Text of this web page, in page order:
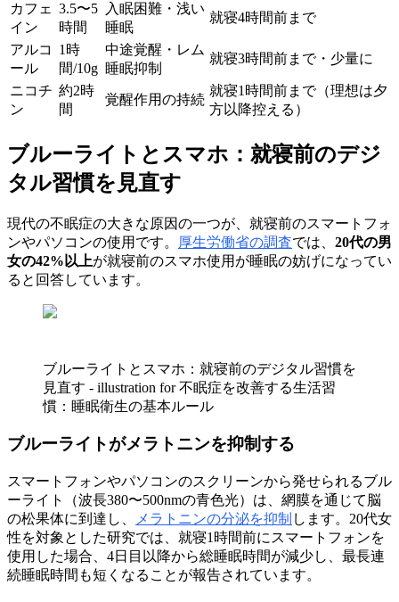
カフェ
イン
3.5〜5
時間
入眠困難・浅い
睡眠
就寝4時間前まで
アルコ
ール
1時
間/10g
中途覚醒・レム
睡眠抑制
就寝3時間前まで・少量に
ニコチ
ン
約2時
間
覚醒作用の持続
就寝1時間前まで（理想は夕
方以降控える）
ブルーライトとスマホ：就寝前のデジ
タル習慣を見直す
現代の不眠症の大きな原因の一つが、就寝前のスマートフォ
ンやパソコンの使用です。
厚生労働省の調査では、 20代の男
女の42%以上が就寝前のスマホ使用が睡眠の妨げになってい
ると回答しています。
ブルーライトとスマホ：就寝前のデジタル習慣を
見直す - illustration for 不眠症を改善する生活習
慣：睡眠衛生の基本ルール
ブルーライトがメラトニンを抑制する
スマートフォンやパソコンのスクリーンから発せられるブル
ーライト（波長380〜500nmの青色光）は、網膜を通じて脳
の松果体に到達し、
メラトニンの分泌を抑制 します。20代女
性を対象とした研究では、就寝1時間前にスマートフォンを
使用した場合、4日目以降から総睡眠時間が減少し、最長連
続睡眠時間も短くなることが報告されています。